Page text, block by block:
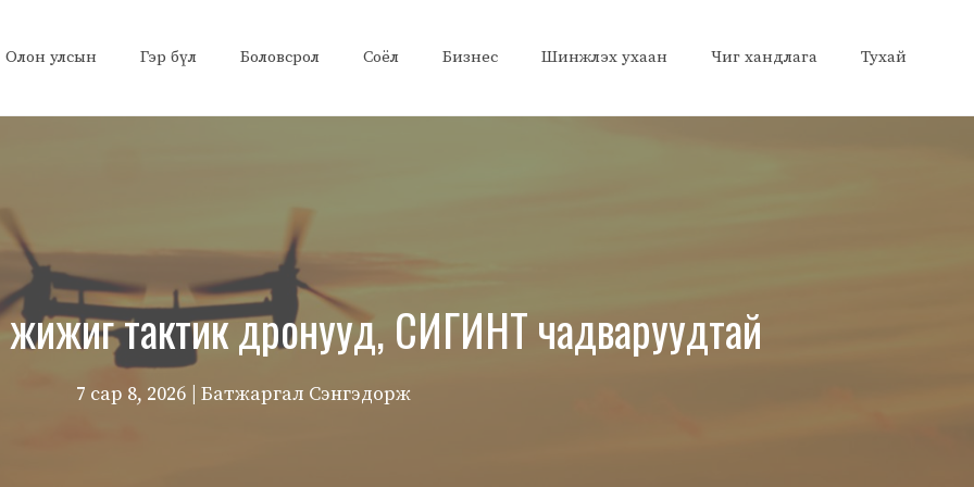
Олон улсын Гэр бүл Боловсрол Соёл Бизнес Шинжлэх ухаан Чиг хандлага Тухай
тактик дронууд, СИГИНТ чадваруудтай
7 сар 8, 2026 | Батжаргал Сэнгэдорж